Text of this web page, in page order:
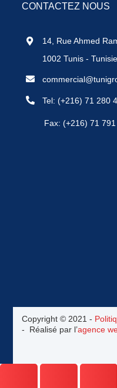
CONTACTEZ NOUS
14, Rue Ahmed
1002 Tunis - Tunisie
Tel:(+216) 71 280
Fax: (+216) 71
Copyright © 2021 -
- Réalisé par l’agence